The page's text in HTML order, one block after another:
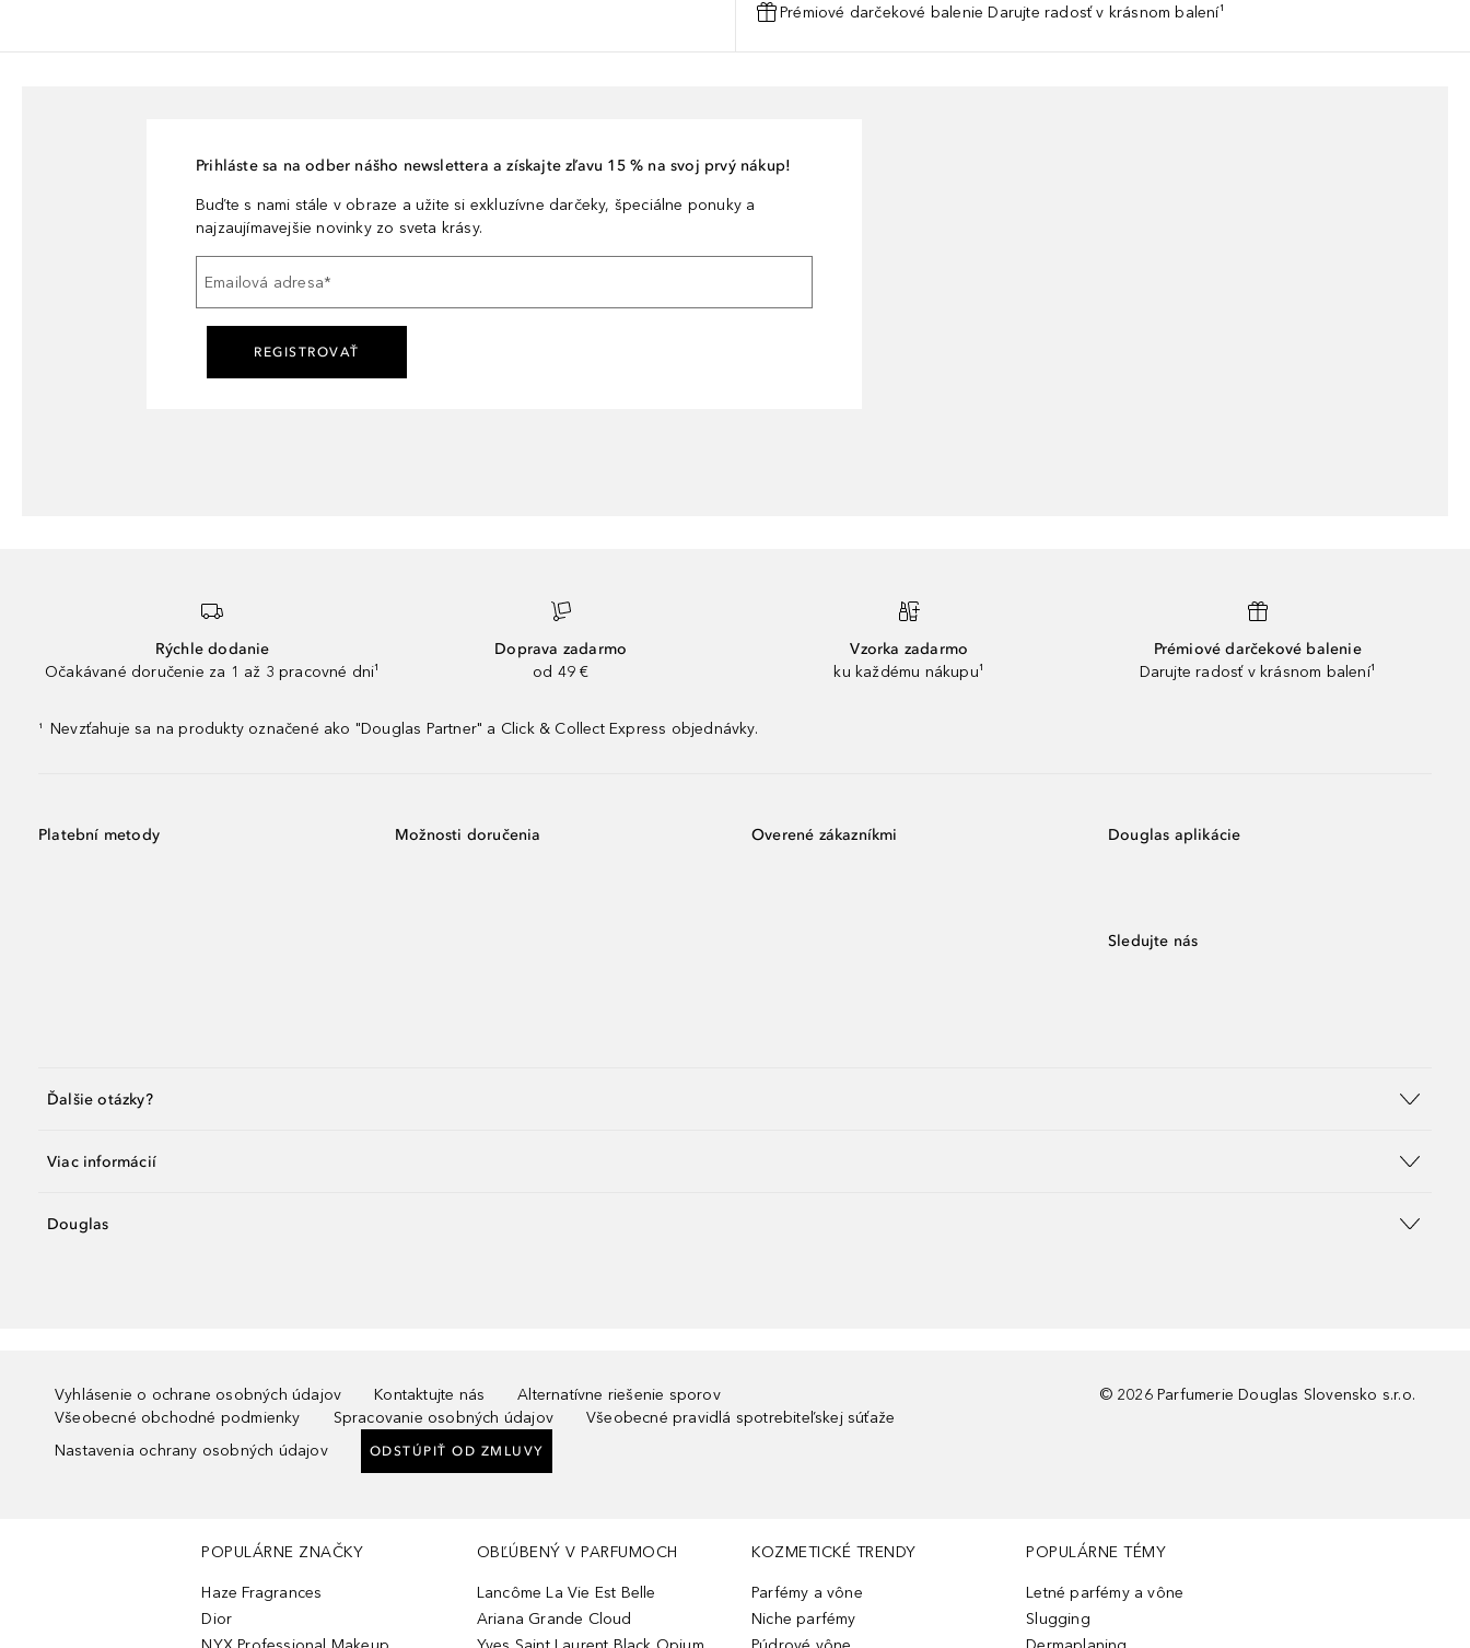
Prémiové darčekové balenie Darujte radosť v krásnom balení¹
Prihláste sa na odber nášho newslettera a získajte zľavu 15 % na svoj prvý nákup!
Buďte s nami stále v obraze a užite si exkluzívne darčeky, špeciálne ponuky a
najzaujímavejšie novinky zo sveta krásy.
Emailová adresa*
REGISTROVAŤ
Rýchle dodanie
Očakávané doručenie za 1 až 3 pracovné dni¹
Doprava zadarmo
od 49 €
Vzorka zadarmo
ku každému nákupu¹
Prémiové darčekové balenie
Darujte radosť v krásnom balení¹
¹ Nevzťahuje sa na produkty označené ako "Douglas Partner" a Click & Collect Express objednávky.
Platební metody Možnosti doručenia Overené zákazníkmi Douglas aplikácie
Sledujte nás
Ďalšie otázky?
Viac informácií
Douglas
Vyhlásenie o ochrane osobných údajov Kontaktujte nás
Alternatívne riešenie sporov
Všeobecné obchodné podmienky
Spracovanie osobných údajov
Všeobecné pravidlá spotrebiteľskej súťaže
Nastavenia ochrany osobných údajov
ODSTÚPIŤ OD ZMLUVY
© 2026 Parfumerie Douglas Slovensko s.r.o.
POPULÁRNE ZNAČKY
Haze Fragrances
Dior
OBĽÚBENÝ V PARFUMOCH
Lancôme La Vie Est Belle
Ariana Grande Cloud
KOZMETICKÉ TRENDY
Parfémy a vône
Niche parfémy
POPULÁRNE TÉMY
Letné parfémy a vône
Slugging